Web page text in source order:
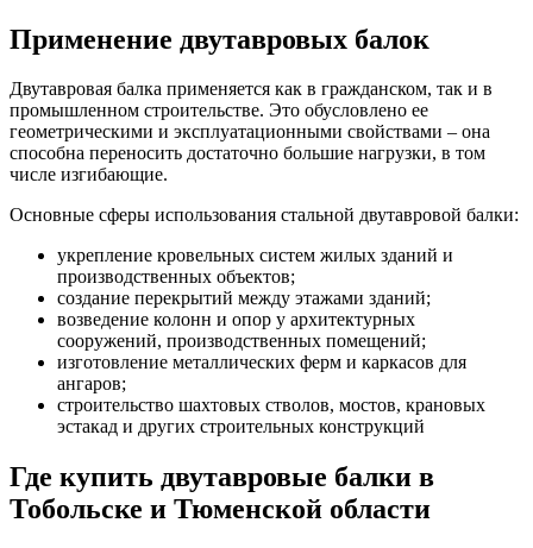
Применение двутавровых балок
Двутавровая балка применяется как в гражданском, так и в
промышленном строительстве. Это обусловлено ее
геометрическими и эксплуатационными свойствами – она
способна переносить достаточно большие нагрузки, в том
числе изгибающие.
Основные сферы использования стальной двутавровой балки:
укрепление кровельных систем жилых зданий и
производственных объектов;
создание перекрытий между этажами зданий;
возведение колонн и опор у архитектурных
сооружений, производственных помещений;
изготовление металлических ферм и каркасов для
ангаров;
строительство шахтовых стволов, мостов, крановых
эстакад и других строительных конструкций
Где купить двутавровые балки в
Тобольске и Тюменской области